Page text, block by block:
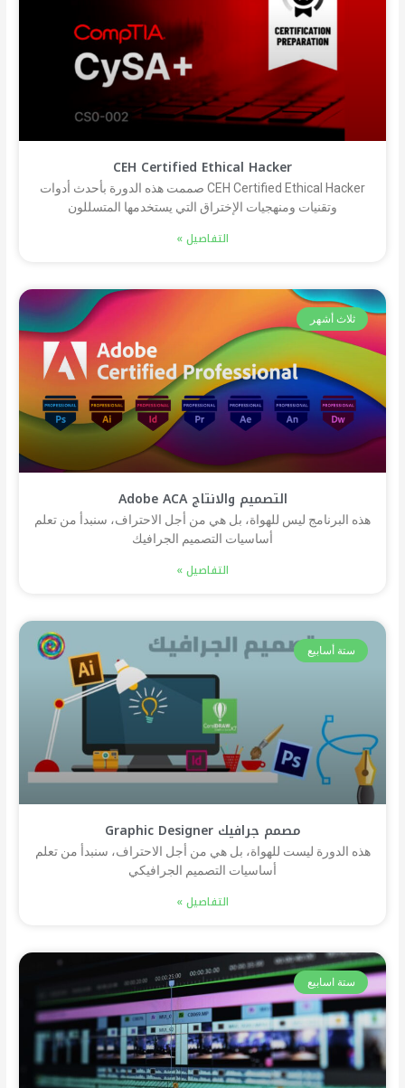
CEH Certified Ethical Hacker
CEH Certified Ethical Hacker صممت هذه الدورة بأحدث أدوات
وتقنيات ومنهجيات الإختراق التي يستخدمها المتسللون
التفاصيل »
ثلاث أشهر
التصميم والانتاج Adobe ACA
هذه البرنامج ليس للهواة، بل هي من أجل الاحتراف، سنبدأ من تعلم
أساسيات التصميم الجرافيك
التفاصيل »
ستة أسابيع
مصمم جرافيك Graphic Designer
هذه الدورة ليست للهواة، بل هي من أجل الاحتراف، سنبدأ من تعلم
أساسيات التصميم الجرافيكي
التفاصيل »
ستة اسابيع